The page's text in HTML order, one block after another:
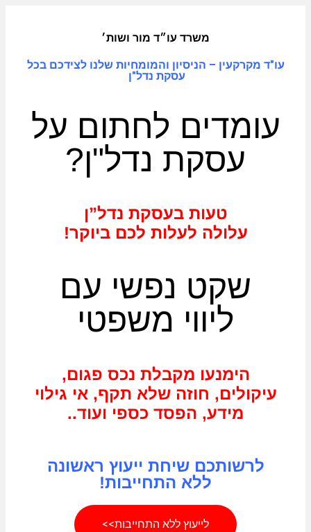
משרד עו״ד מור ושות׳
עו"ד מקרקעין – הניסיון והמומחיות שלנו לצידכם בכל
עסקת נדל"ן
עומדים לחתום על
עסקת נדל"ן?
טעות בעסקת נדל”ן
עלולה לעלות לכם ביוקר!
שקט נפשי עם
ליווי משפטי
הימנעו מקבלת נכס פגום,
עיקולים, חוזה שלא תקף, אי גילוי
מידע, הפסד כספי ועוד..
לרשותכם שיחת ייעוץ ראשונה
ללא התחייבות!
לייעוץ ללא התחייבות>>